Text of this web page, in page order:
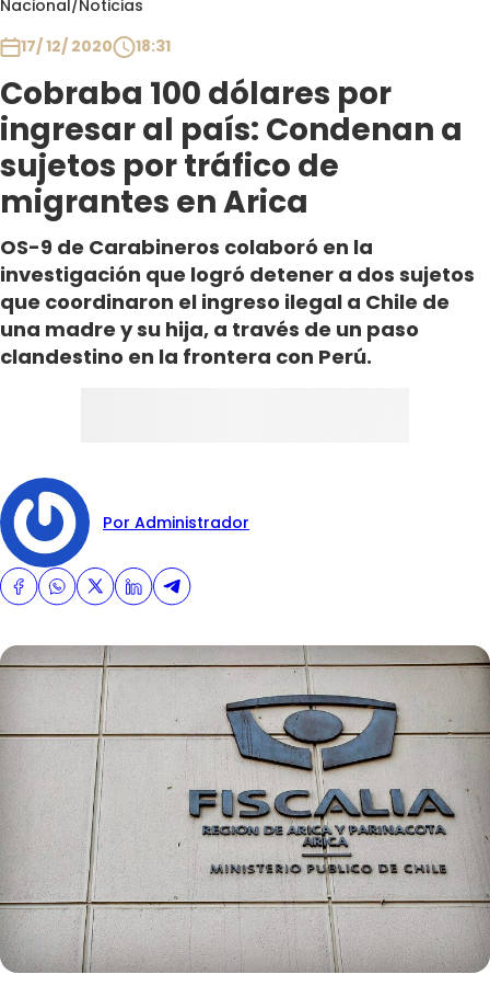
Nacional/Noticias
17/ 12/ 2020
18:31
Cobraba 100 dólares por
ingresar al país: Condenan a
sujetos por tráfico de
migrantes en Arica
OS-9 de Carabineros colaboró en la
investigación que logró detener a dos sujetos
que coordinaron el ingreso ilegal a Chile de
una madre y su hija, a través de un paso
clandestino en la frontera con Perú.
Por Administrador
Club De La Comedia
Contigo en Directo
Plan Perfecto
El Tiempo
Sabingo
Todos Los Programas